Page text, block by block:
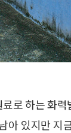
로 하는 화
아 있지만 지